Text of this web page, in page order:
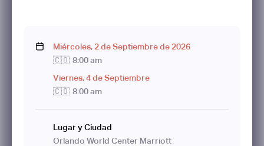
Miércoles, 2deSeptiembrede 2026
🇨🇴 8:00 am
Viernes,4deSeptiembre
🇨🇴 8:00 am
Lugar y Ciudad
Orlando World Center Marriott